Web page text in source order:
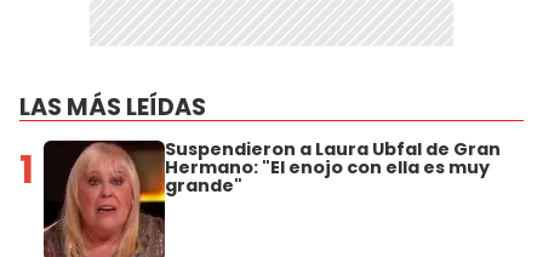
LAS MÁS LEÍDAS
1 Suspendieron a Laura Ubfal de Gran
Hermano: "El enojo con ella es muy
grande"